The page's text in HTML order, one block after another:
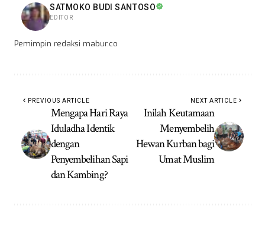
SATMOKO BUDI SANTOSO
EDITOR
Pemimpin redaksi mabur.co
PREVIOUS ARTICLE
Mengapa Hari Raya
Iduladha Identik
dengan
Penyembelihan Sapi
dan Kambing?
NEXT ARTICLE
Inilah Keutamaan
Menyembelih
Hewan Kurban bagi
Umat Muslim